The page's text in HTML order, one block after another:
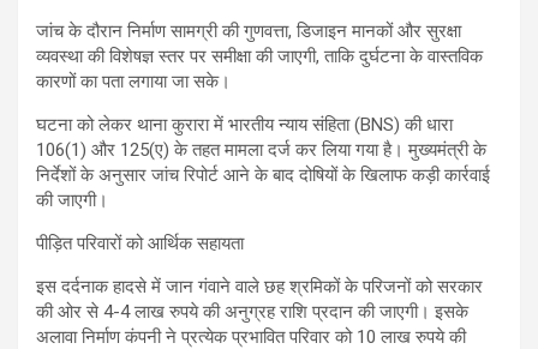
जांच के दौरान निर्माण सामग्री की गुणवत्ता, डिजाइन मानकों और सुरक्षा
व्यवस्था की विशेषज्ञ स्तर पर समीक्षा की जाएगी, ताकि दुर्घटना के वास्तविक
कारणों का पता लगाया जा सके।
घटना को लेकर थाना कुरारा में भारतीय न्याय संहिता (BNS) की धारा
106(1) और 125(ए) के तहत मामला दर्ज कर लिया गया है। मुख्यमंत्री के
निर्देशों के अनुसार जांच रिपोर्ट आने के बाद दोषियों के खिलाफ कड़ी कार्रवाई
की जाएगी।
पीड़ित परिवारों को आर्थिक सहायता
इस दर्दनाक हादसे में जान गंवाने वाले छह श्रमिकों के परिजनों को सरकार
की ओर से 4-4 लाख रुपये की अनुग्रह राशि प्रदान की जाएगी। इसके
अलावा निर्माण कंपनी ने प्रत्येक प्रभावित परिवार को 10 लाख रुपये की